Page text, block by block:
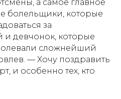
а самое главное
болельщики, которые
за
и девчонок, которые
сложнейший
— Хочу поздравить
и особенно тех, кто